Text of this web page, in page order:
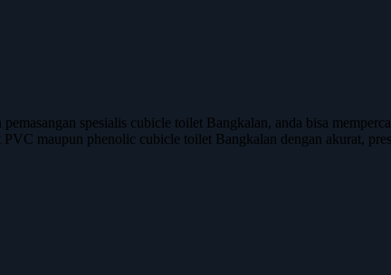
spesialis cubicle toilet Bangkalan, anda bisa
maupun phenolic cubicle toilet Bangkalan dengan akurat,